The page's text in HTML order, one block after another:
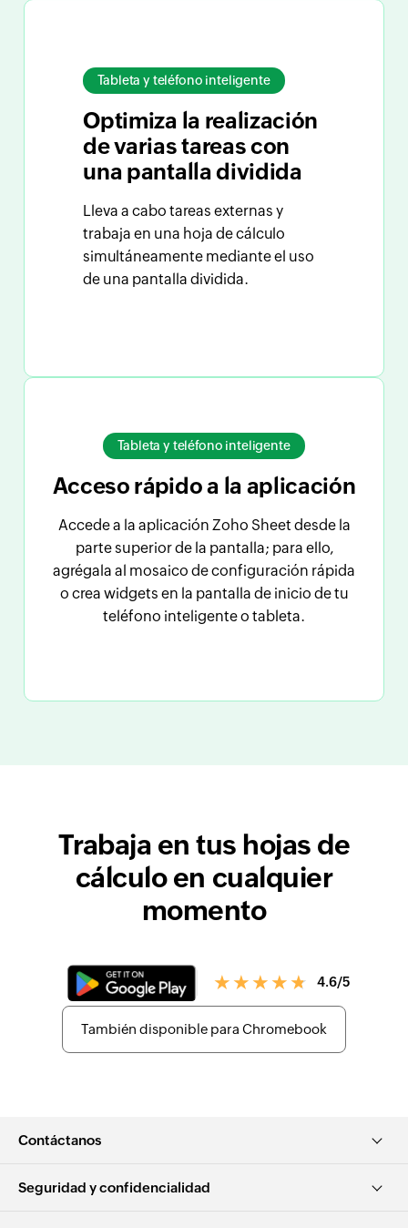
Tableta y teléfono inteligente
Optimiza la realización
de varias tareascon
una pantalla dividida
Lleva a cabo tareas externas y
trabaja en una hoja de cálculo
simultáneamente mediante el uso
de una pantalla dividida.
Tableta y teléfono inteligente
Acceso rápido a la aplicación
Accede a la aplicación Zoho Sheet desde la
parte superior de la pantalla; para ello,
agrégala al mosaico de configuración rápida
o crea widgets en la pantalla de inicio de tu
teléfono inteligente o tableta.
Trabaja en tus hojas de
cálculo en cualquier
momento
4.6/5
También disponible para Chromebook
Contáctanos
Seguridad y confidencialidad